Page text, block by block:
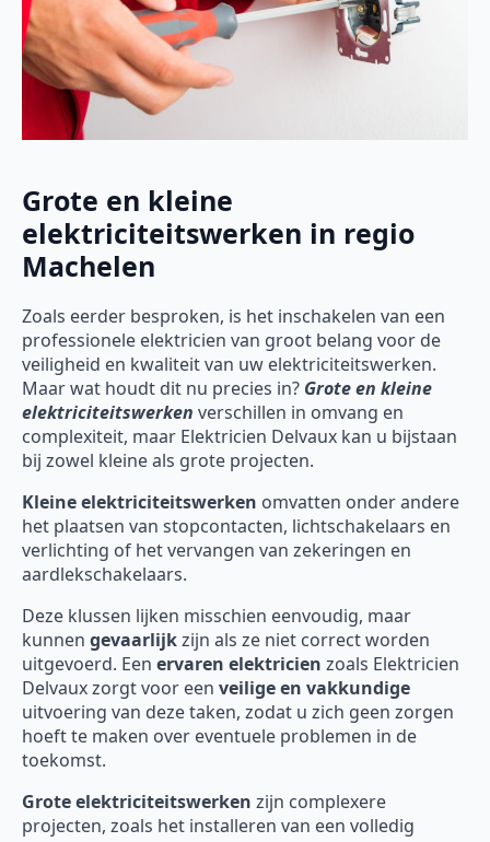
Grote en kleine
elektriciteitswerken in regio
Machelen
Zoals eerder besproken, is het inschakelen van een
professionele elektricien van groot belang voor de
veiligheid en kwaliteit van uw elektriciteitswerken.
Maar wat houdt dit nu precies in? Grote en kleine
elektriciteitswerken verschillen in omvang en
complexiteit, maar Elektricien Delvaux kan u bijstaan
bij zowel kleine als grote projecten.
Kleine elektriciteitswerken omvatten onder andere
het plaatsen van stopcontacten, lichtschakelaars en
verlichting of het vervangen van zekeringen en
aardlekschakelaars.
Deze klussen lijken misschien eenvoudig, maar
kunnen gevaarlijkzijn als ze niet correct worden
uitgevoerd. Een ervaren elektricien zoals Elektricien
Delvaux zorgt voor een veilige en vakkundige
uitvoering van deze taken, zodat u zich geen zorgen
hoeft te maken over eventuele problemen in de
toekomst.
Grote elektriciteitswerken zijn complexere
projecten, zoals het installeren van een volledig